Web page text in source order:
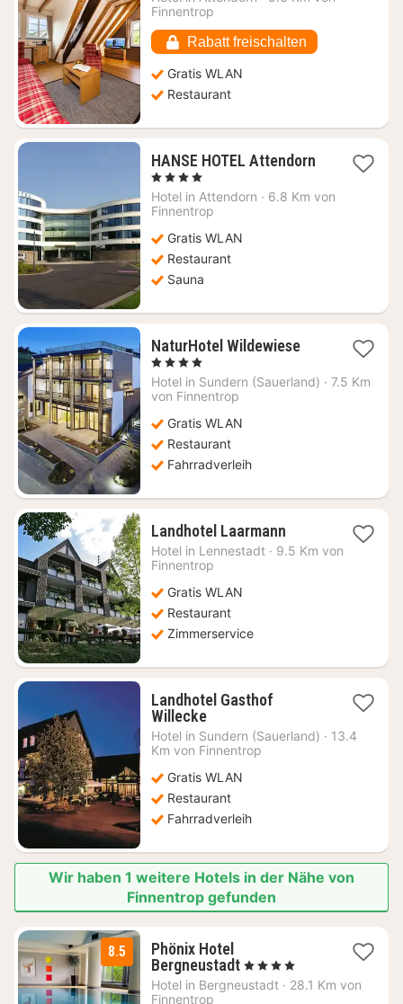
€
Finnentrop
Rabatt freischalten
Gratis WLAN
Restaurant
HANSE HOTEL Attendorn1
ab
, 4 Sterne
Hotel in Attendorn · 6.8 Km von
Finnentrop
Gratis WLAN
Restaurant
Sauna
NaturHotel Wildewiese1
ab
90,03
, 4 Sterne
Hotel in Sundern (Sauerland) · 7.5 Km
von Finnentrop
Gratis WLAN
Restaurant
Fahrradverleih
Landhotel Laarmann1
Nacht
Hotel in Lennestadt · 9.5 Km von
Finnentrop
Gratis WLAN
Restaurant
Zimmerservice
Landhotel Gasthof
Willecke1
Nacht
ab
€
Hotel in Sundern (Sauerland) · 13.4
Km von Finnentrop
Gratis WLAN
Restaurant
Fahrradverleih
Wir haben 1 weitere Hotels in der Nähe von
Finnentrop gefunden
8.5
Phönix Hotel
Bergneustadt1
Nacht
, 4 Sterne
Hotel in Bergneustadt · 28.1 Km von
Finnentrop